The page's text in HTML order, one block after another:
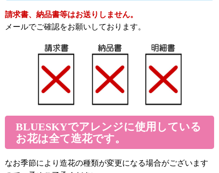
請求書、納品書等はお送りしません。
メールでご確認をお願いしております。
BLUESKYでアレンジに使用している
お花は全て造花です。
なお季節により造花の種類が変更になる場合がございます